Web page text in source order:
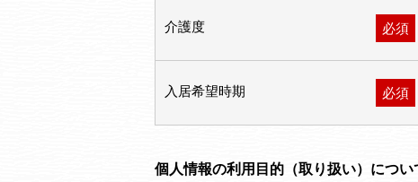
介護度 必須
入居希望時期 必須
個人情報の利用目的（取り扱い）につい